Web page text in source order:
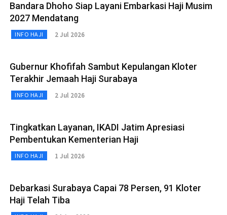
Bandara Dhoho Siap Layani Embarkasi Haji Musim
2027 Mendatang
INFO HAJI 2 Jul 2026
Gubernur Khofifah Sambut Kepulangan Kloter
Terakhir Jemaah Haji Surabaya
INFO HAJI 2 Jul 2026
Tingkatkan Layanan, IKADI Jatim Apresiasi
Pembentukan Kementerian Haji
INFO HAJI 1 Jul 2026
Debarkasi Surabaya Capai 78 Persen, 91 Kloter
Haji Telah Tiba